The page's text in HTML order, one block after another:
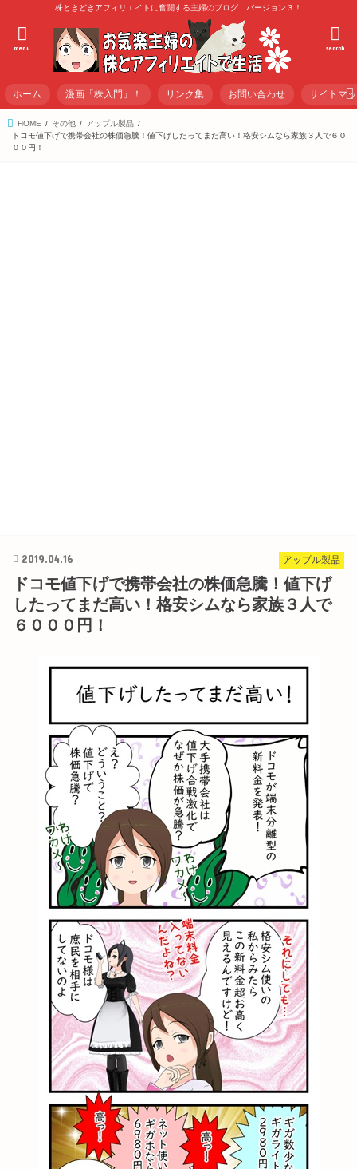
株ときどきアフィリエイトに奮闘する主婦のブログ バージョン３！
search
menu
ホーム 漫画「株入門」！ リンク集 お問い合わせ サイトマ
HOME その他
アップル製品
ドコモ値下げで携帯会社の株価急騰！値下げしたってまだ高い！格安シムなら家族３人で６０
００円！
アップル製品
2019.04.16
ドコモ値下げで携帯会社の株価急騰！値下げ
したってまだ高い！格安シムなら家族３人で
６０００円！